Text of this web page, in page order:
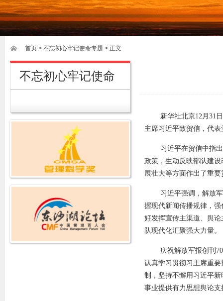
首页 > 不忘初心牢记使命专题 > 正文
不忘初心牢记使命
新华社北京12月31
主席习近平致贺信，代
习近平在贺信中指
政策，生动反映部队建
展壮大等方面作出了重要
习近平强调，解放
握现代新闻传播规律，
好发挥宣传主渠道、舆
队现代化汇聚强大力量。
庆祝解放军报创刊
认真学习贯彻习主席重
制，坚持不懈用习近平
事业提供有力思想舆论支